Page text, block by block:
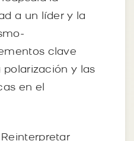
a un líder y la
clave
polarización y las
en el